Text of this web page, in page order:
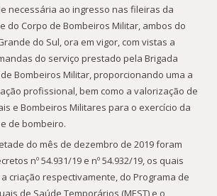
necessária ao ingresso nas fileiras da
do Corpo de Bombeiros Militar, ambos do
do Sul, ora em vigor, com vistas a
do serviço prestado pela Brigada
Bombeiros Militar, proporcionando uma a
profissional, bem como a valorização de
e Bombeiros Militares para o exercício da
de bombeiro.
do mês de dezembro de 2019 foram
nº 54.931/19 e nº 54.932/19, os quais
criação respectivamente, do Programa de
de Saúde Temporários (MEST) e o